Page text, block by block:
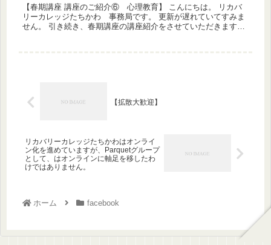
【春期講座 講座のご紹介⑥ 心理教育】 こんにちは。 リカバ
リーカレッジたちかわ 事務局です。 更新が遅れていてすみま
せん。 引き続き、春期講座の講座紹介をさせていただきます。
【拡散大歓迎】
リカバリーカレッジたちかわはオンライ
ン化を進めていますが、Parquetグループ
として、はオンラインに軸足を移したわ
けではありません。
ホーム facebook